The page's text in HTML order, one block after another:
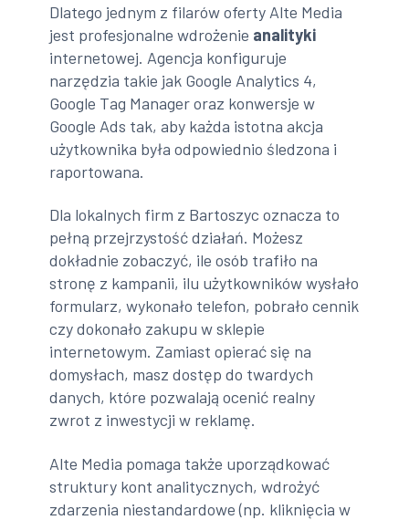
Dlatego jednym z filarów oferty Alte Media
jest profesjonalne wdrożenie analityki
internetowej. Agencja konfiguruje
narzędzia takie jak Google Analytics 4,
Google Tag Manager oraz konwersje w
Google Ads tak, aby każda istotna akcja
użytkownika była odpowiednio śledzona i
raportowana.
Dla lokalnych firm z Bartoszyc oznacza to
pełną przejrzystość działań. Możesz
dokładnie zobaczyć, ile osób trafiło na
stronę z kampanii, ilu użytkowników wysłało
formularz, wykonało telefon, pobrało cennik
czy dokonało zakupu w sklepie
internetowym. Zamiast opierać się na
domysłach, masz dostęp do twardych
danych, które pozwalają ocenić realny
zwrot z inwestycji w reklamę.
Alte Media pomaga także uporządkować
struktury kont analitycznych, wdrożyć
zdarzenia niestandardowe (np. kliknięcia w